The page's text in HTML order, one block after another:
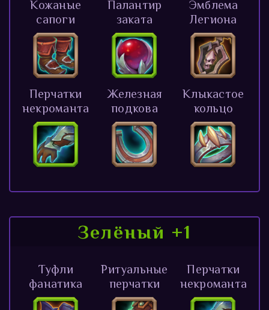
Кожаные
сапоги
Палантир
заката
Эмблема
Легиона
Перчатки
некроманта
Железная
подкова
Клыкастое
кольцо
Зелёный +1
Туфли
фанатика
Ритуальные
перчатки
Перчатки
некроманта